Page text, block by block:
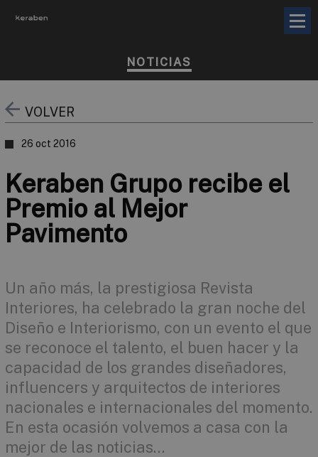
NOTICIAS
VOLVER
26 oct 2016
Keraben Grupo recibe el
Premio al Mejor
Pavimento
Un año más, la prestigiosa Revista
Interiores, ha celebrado la gran noche del
Diseño e Interiorismo, con un evento el que
se reconoce el talento, el buen hacer y la
capacidad de los grandes diseñadores,
influencers y arquitectos de interiores
nacionales e internacionales del momento.
En esta ocasión volvemos a casa con la
mejor de las noticias…